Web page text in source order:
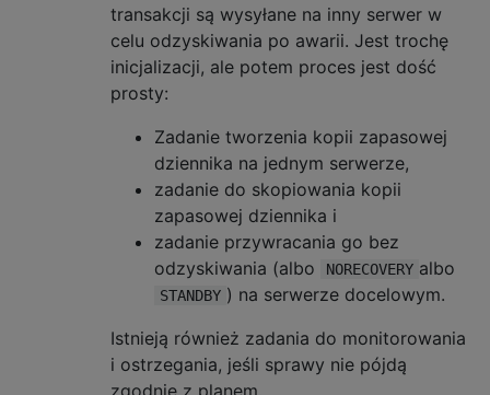
transakcji są wysyłane na inny serwer w
celu odzyskiwania po awarii. Jest trochę
inicjalizacji, ale potem proces jest dość
prosty:
Zadanie tworzenia kopii zapasowej
dziennika na jednym serwerze,
zadanie do skopiowania kopii
zapasowej dziennika i
zadanie przywracania go bez
odzyskiwania (albo
NORECOVERY albo
STANDBY ) na serwerze docelowym.
Istnieją również zadania do monitorowania
i ostrzegania, jeśli sprawy nie pójdą
zgodnie z planem.